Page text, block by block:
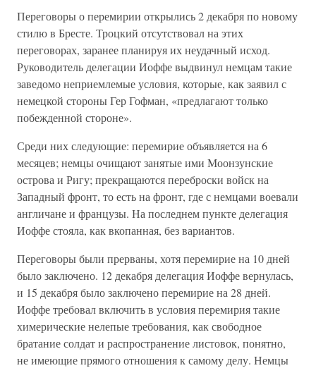
Переговоры о перемирии открылись 2 декабря по новому
стилю в Бресте. Троцкий отсутствовал на этих
переговорах, заранее планируя их неудачный исход.
Руководитель делегации Иоффе выдвинул немцам такие
заведомо неприемлемые условия, которые, как заявил с
немецкой стороны Гер Гофман, «предлагают только
побежденной стороне».
Среди них следующие: перемирие объявляется на 6
месяцев; немцы очищают занятые ими Моонзунские
острова и Ригу; прекращаются переброски войск на
Западный фронт, то есть на фронт, где с немцами воевали
англичане и французы. На последнем пункте делегация
Иоффе стояла, как вкопанная, без вариантов.
Переговоры были прерваны, хотя перемирие на 10 дней
было заключено. 12 декабря делегация Иоффе вернулась,
и 15 декабря было заключено перемирие на 28 дней.
Иоффе требовал включить в условия перемирия такие
химерические нелепые требования, как свободное
братание солдат и распространение листовок, понятно,
не имеющие прямого отношения к самому делу. Немцы